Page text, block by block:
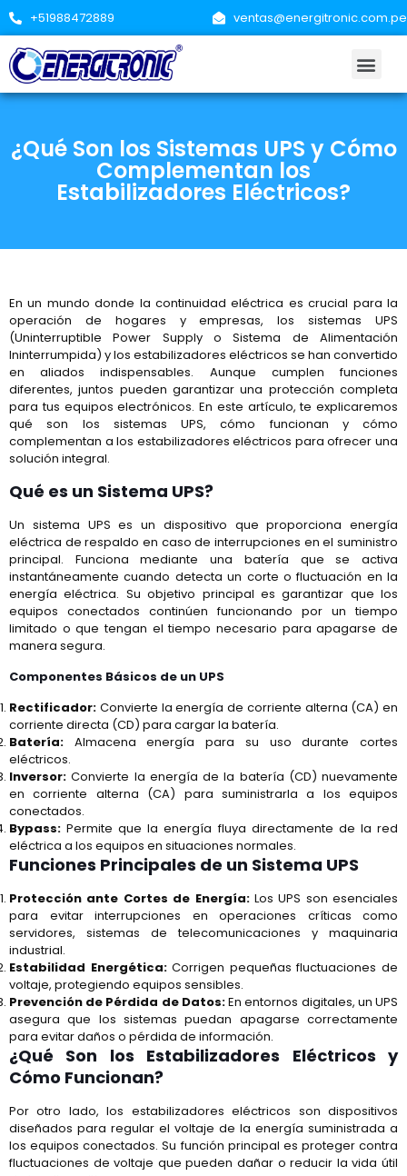
+51988472889 ventas@energitronic.com.pe
¿Qué Son los Sistemas UPS y Cómo
Complementan los
Estabilizadores Eléctricos?
En un mundo donde la continuidad eléctrica es crucial para la
operación de hogares y empresas, los sistemas UPS
(Uninterruptible Power Supply o Sistema de Alimentación
Ininterrumpida) y los estabilizadores eléctricos se han convertido
en aliados indispensables. Aunque cumplen funciones
diferentes, juntos pueden garantizar una protección completa
para tus equipos electrónicos. En este artículo, te explicaremos
qué son los sistemas UPS, cómo funcionan y cómo
complementan a los estabilizadores eléctricos para ofrecer una
solución integral.
Qué es un Sistema UPS?
Un sistema UPS es un dispositivo que proporciona energía
eléctrica de respaldo en caso de interrupciones en el suministro
principal. Funciona mediante una batería que se activa
instantáneamente cuando detecta un corte o fluctuación en la
energía eléctrica. Su objetivo principal es garantizar que los
equipos conectados continúen funcionando por un tiempo
limitado o que tengan el tiempo necesario para apagarse de
manera segura.
Componentes Básicos de un UPS
Rectificador: Convierte la energía de corriente alterna (CA) en
corriente directa (CD) para cargar la batería.
Batería: Almacena energía para su uso durante cortes
eléctricos.
Inversor: Convierte la energía de la batería (CD) nuevamente
en corriente alterna (CA) para suministrarla a los equipos
conectados.
Bypass: Permite que la energía fluya directamente de la red
eléctrica a los equipos en situaciones normales.
Funciones Principales de un Sistema UPS
Protección ante Cortes de Energía:Los UPS son esenciales
para evitar interrupciones en operaciones críticas como
servidores, sistemas de telecomunicaciones y maquinaria
industrial.
Estabilidad Energética:Corrigen pequeñas fluctuaciones de
voltaje, protegiendo equipos sensibles.
Prevención de Pérdida de Datos:En entornos digitales, un UPS
asegura que los sistemas puedan apagarse correctamente
para evitar daños o pérdida de información.
¿Qué Son los Estabilizadores Eléctricos y
Cómo Funcionan?
Por otro lado, los estabilizadores eléctricos son dispositivos
diseñados para regular el voltaje de la energía suministrada a
los equipos conectados. Su función principal es proteger contra
fluctuaciones de voltaje que pueden dañar o reducir la vida útil